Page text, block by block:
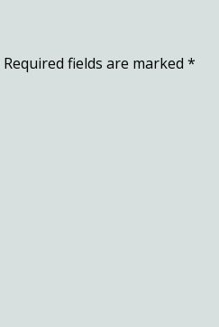
Required fields are marked *